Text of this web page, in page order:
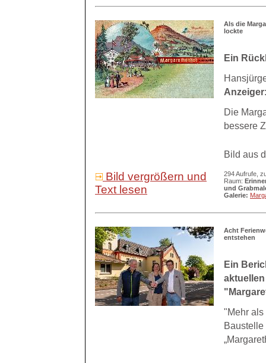
Als die
lockte
Ein
Anzeiger:
Die
bessere
Bild aus
Bild vergrößern und
Text lesen
294 Aufrufe,
Raum:
und
Galerie:
Acht
entstehen
Ein
"Mehr als
Baustelle